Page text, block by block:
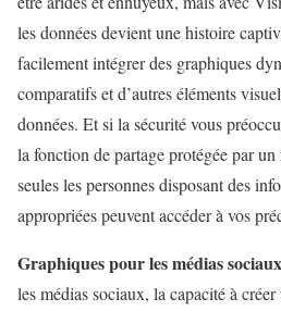
les données devient une histoire
facilement intégrer des graphiques
comparatifs et d’autres éléments
données. Et si la sécurité vous
la fonction de partage protégée par
seules les personnes disposant des
appropriées peuvent accéder à vos
Graphiques pour les médias sociaux
les médias sociaux, la capacité à